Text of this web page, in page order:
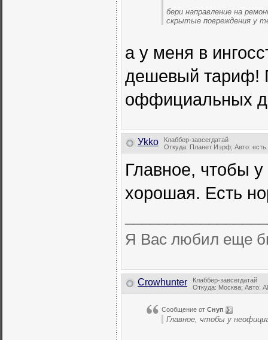
бери направление на
скрытые повреждения у
а у меня в
дешевый тариф!
оффициальных
Уkkо
Клаббер-завсегдатай
Откуда: Планет Иэрф; Авто: есть
Главное, чтобы
хорошая. Есть
Я Вас любил еще
Crowhunter
Клаббер-завсегдатай
Откуда: Москва; Авто:
Сообщение от Снуп
Главное, чтобы у